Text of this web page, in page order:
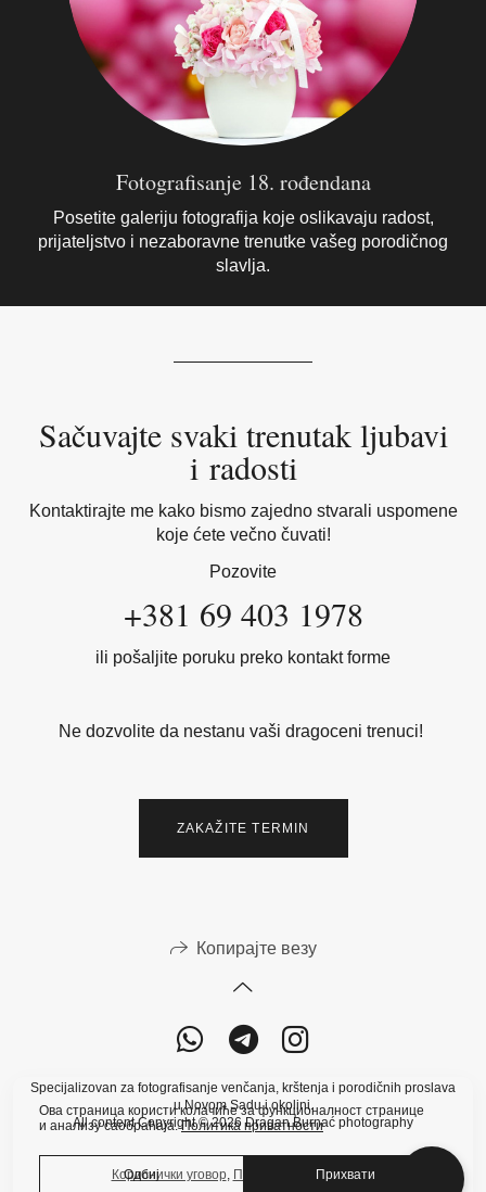
Fotografisanje 18. rođendana
Posetite galeriju fotografija koje oslikavaju radost,
prijateljstvo i nezaboravne trenutke vašeg porodičnog
slavlja.
Sačuvajte svaki trenutak ljubavi
i radosti
Kontaktirajte me kako bismo zajedno stvarali uspomene
koje ćete večno čuvati!
Pozovite
+381 69 403 1978
ili pošaljite poruku preko kontakt forme
Ne dozvolite da nestanu vaši dragoceni trenuci!
ZAKAŽITE TERMIN
Копирајте везу
Specijalizovan za fotografisanje venčanja, krštenja i porodičnih proslava
u Novom Sadu i okolini.
All content Copyright © 2026 Dragan Burnać photography
Кориснички уговор, Политика приватности
Ова страница користи колачиће за функционалност странице
и анализу саобраћаја.Политика приватности
Одбиј Прихвати